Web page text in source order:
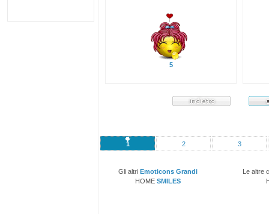
5
1 2 3
Gli altri Emoticons Grandi
Le altre
HOME SMILES